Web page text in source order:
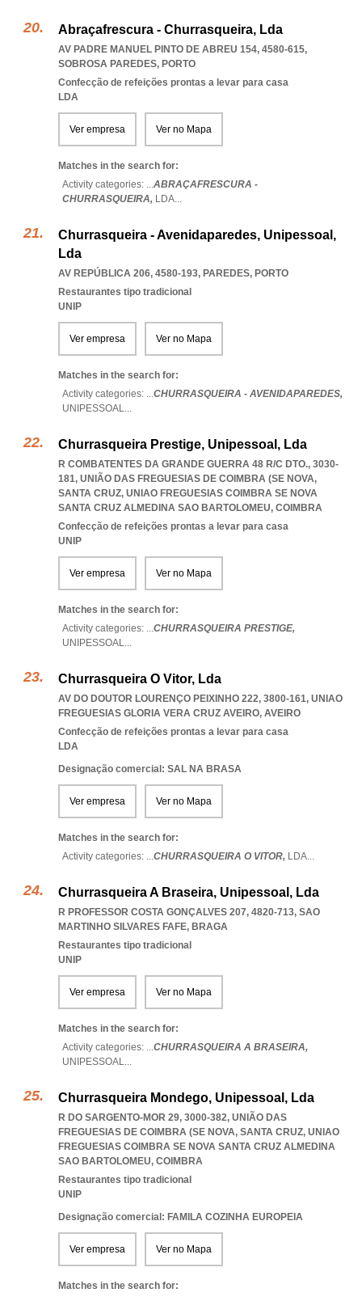
Abraçafrescura - Churrasqueira, Lda
AV PADRE MANUEL PINTO DE ABREU 154, 4580-615,
SOBROSA PAREDES, PORTO
Confecção de refeições prontas a levar para casa
LDA
Ver empresa Ver no Mapa
Matches in the search for:
Activity categories: ...ABRAÇAFRESCURA -
CHURRASQUEIRA, LDA...
Churrasqueira - Avenidaparedes, Unipessoal,
Lda
AV REPÚBLICA 206, 4580-193, PAREDES, PORTO
Restaurantes tipo tradicional
UNIP
Ver empresa Ver no Mapa
Matches in the search for:
Activity categories: ...CHURRASQUEIRA - AVENIDAPAREDES,
UNIPESSOAL...
Churrasqueira Prestige, Unipessoal, Lda
R COMBATENTES DA GRANDE GUERRA 48 R/C DTO., 3030-
181, UNIÃO DAS FREGUESIAS DE COIMBRA (SE NOVA,
SANTA CRUZ, UNIAO FREGUESIAS COIMBRA SE NOVA
SANTA CRUZ ALMEDINA SAO BARTOLOMEU, COIMBRA
Confecção de refeições prontas a levar para casa
UNIP
Ver empresa Ver no Mapa
Matches in the search for:
Activity categories: ...CHURRASQUEIRA PRESTIGE,
UNIPESSOAL...
Churrasqueira O Vitor, Lda
AV DO DOUTOR LOURENÇO PEIXINHO 222, 3800-161, UNIAO
FREGUESIAS GLORIA VERA CRUZ AVEIRO, AVEIRO
Confecção de refeições prontas a levar para casa
LDA
Designação comercial: SAL NA BRASA
Ver empresa Ver no Mapa
Matches in the search for:
Activity categories: ...CHURRASQUEIRA O VITOR, LDA...
Churrasqueira A Braseira, Unipessoal, Lda
R PROFESSOR COSTA GONÇALVES 207, 4820-713, SAO
MARTINHO SILVARES FAFE, BRAGA
Restaurantes tipo tradicional
UNIP
Ver empresa Ver no Mapa
Matches in the search for:
Activity categories: ...CHURRASQUEIRA A BRASEIRA,
UNIPESSOAL...
Churrasqueira Mondego, Unipessoal, Lda
R DO SARGENTO-MOR 29, 3000-382, UNIÃO DAS
FREGUESIAS DE COIMBRA (SE NOVA, SANTA CRUZ, UNIAO
FREGUESIAS COIMBRA SE NOVA SANTA CRUZ ALMEDINA
SAO BARTOLOMEU, COIMBRA
Restaurantes tipo tradicional
UNIP
Designação comercial: FAMILA COZINHA EUROPEIA
Ver empresa Ver no Mapa
Matches in the search for: